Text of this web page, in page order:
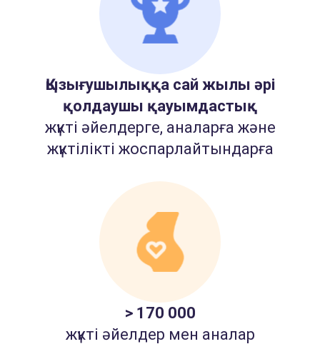
Қызығушылыққа сай жылы әрі
қолдаушы қауымдастық
жүкті әйелдерге, аналарға және
жүктілікті жоспарлайтындарға
> 170 000
жүкті әйелдер мен аналар